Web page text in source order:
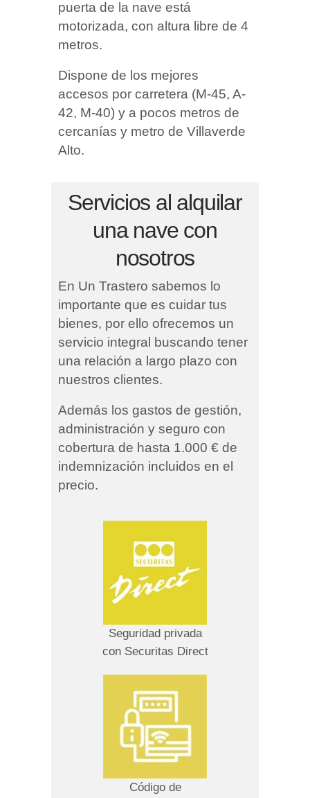
puerta de la nave está
motorizada, con altura libre de 4
metros.
Dispone de los mejores
accesos por carretera (M-45, A-
42, M-40) y a pocos metros de
cercanías y metro de Villaverde
Alto.
Servicios al alquilar
una nave con
nosotros
En Un Trastero sabemos lo
importante que es cuidar tus
bienes, por ello ofrecemos un
servicio integral buscando tener
una relación a largo plazo con
nuestros clientes.
Además los gastos de gestión,
administración y seguro con
cobertura de hasta 1.000 € de
indemnización incluidos en el
precio.
Seguridad privada
con Securitas Direct
Código de